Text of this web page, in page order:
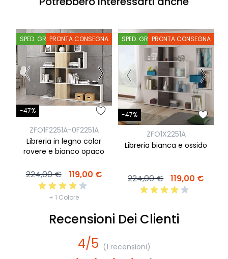
SPED. GRATISPRONTA CONSEGNA
-47%
ZFO1F2251A-0F2251A
Libreria in legno color
rovere e bianco opaco
224,00 € 119,00 €
+ 1 Colore
SPED. GRATISPRONTA CONSEGNA
-47%
ZFO1X2251A
Libreria bianca e ossido
224,00 € 119,00 €
Recensioni Dei Clienti
4/5 (1 recensioni)